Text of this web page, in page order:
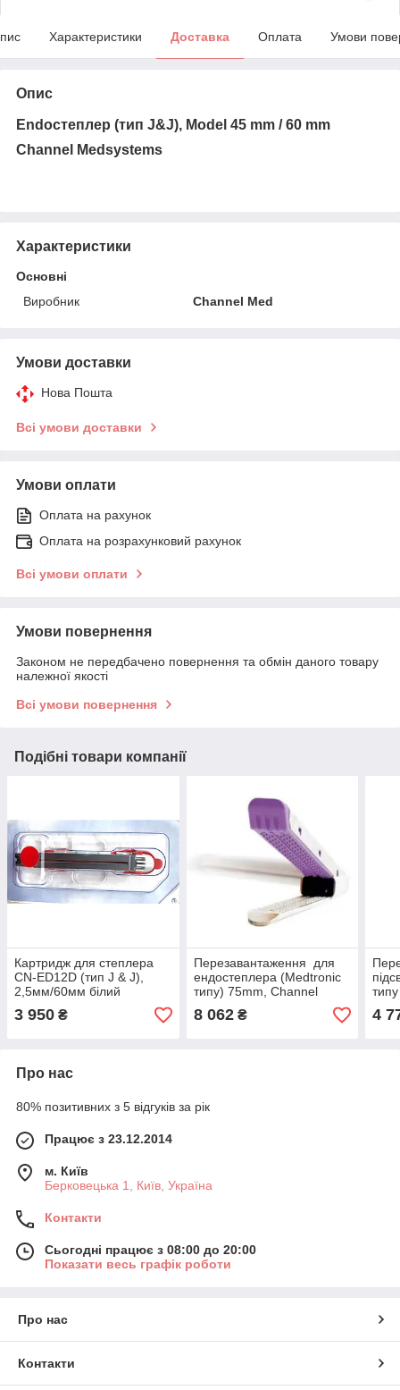
Характеристики Доставка Оплата Умови
Опис
Endостеплер (тип J&J), Model 45 mm / 60 mm
Channel Medsystems
Характеристики
Основні
Виробник
Channel Med
Умови доставки
Нова Пошта
Всі умови доставки
Умови оплати
Оплата на рахунок
Оплата на розрахунковий рахунок
Всі умови оплати
Умови повернення
Законом не передбачено повернення та обмін даного товару
належної якості
Всі умови повернення
Подібні товари компанії
Картридж для степлера
CN-ED12D (тип J & J),
2,5мм/60мм білий
3 950 ₴
Перезавантаження для
ендостеплера (Medtronic
типу) 75mm, Channel
Medsystems
8 062₴
/
4
Про нас
80% позитивних з 5 відгуків за рік
Працює з 23.12.2014
м. Київ
Берковецька 1, Київ, Україна
Контакти
Сьогодні працює з 08:00 до 20:00
Показати весь графік роботи
Про нас
Контакти